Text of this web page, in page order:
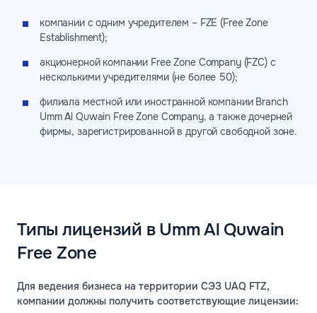
компании с одним учредителем – FZE (Free Zone
Establishment);
акционерной компании Free Zone Company (FZC) с
несколькими учредителями (не более 50);
филиала местной или иностранной компании Branch
Umm Al Quwain Free Zone Company, а также дочерней
фирмы, зарегистрированной в другой свободной зоне.
Типы лицензий в Umm Al Quwain
Free Zone
Для ведения бизнеса на территории СЭЗ UAQ FTZ,
компании должны получить соответствующие лицензии: